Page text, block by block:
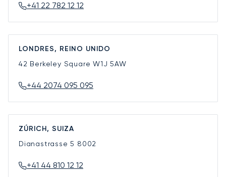
+41 22 782 12 12
LONDRES, REINO UNIDO
42 Berkeley SquareW1J 5AW
+44 2074 095 095
ZÚRICH, SUIZA
Dianastrasse 5 8002
+41 44 810 12 12